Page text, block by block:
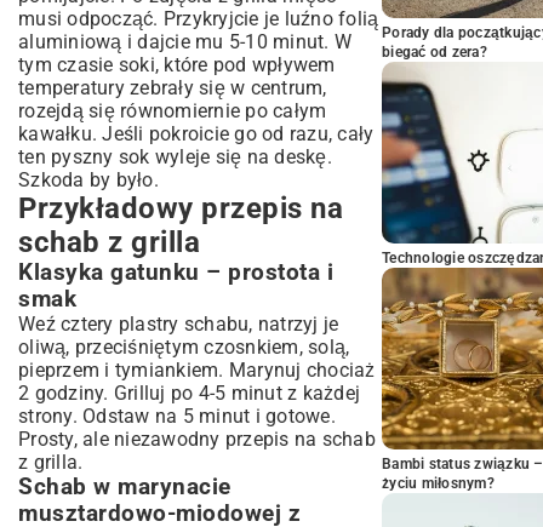
musi odpocząć. Przykryjcie je luźno folią
aluminiową i dajcie mu 5-10 minut. W
tym czasie soki, które pod wpływem
temperatury zebrały się w centrum,
rozejdą się równomiernie po całym
kawałku. Jeśli pokroicie go od razu, cały
ten pyszny sok wyleje się na deskę.
Szkoda by było.
Przykładowy przepis na
schab z grilla
Klasyka gatunku – prostota i
smak
Weź cztery plastry schabu, natrzyj je
oliwą, przeciśniętym czosnkiem, solą,
pieprzem i tymiankiem. Marynuj chociaż
2 godziny. Grilluj po 4-5 minut z każdej
strony. Odstaw na 5 minut i gotowe.
Prosty, ale niezawodny przepis na schab
z grilla.
Schab w marynacie
musztardowo-miodowej z
Porady dla
biegać od zera?
Technologie
Bambi status związku
życiu miłosnym?